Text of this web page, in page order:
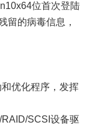
位首次登陆
留的病毒信息，
优化程序，发挥
SCSI设备驱